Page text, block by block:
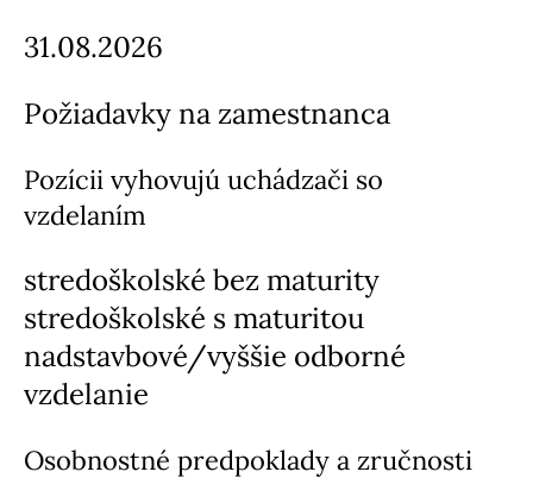
31.08.2026
Požiadavky na zamestnanca
Pozícii vyhovujú uchádzači so
vzdelaním
stredoškolské bez maturity
stredoškolské s maturitou
nadstavbové/vyššie odborné
vzdelanie
Osobnostné predpoklady a zručnosti